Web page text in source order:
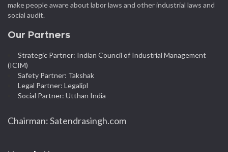
make people aware about labor laws and other industrial laws and
social audit.
Our Partners
Strategic Partner: Indian Council of Industrial Management
(ICIM)
Safety Partner: Takshak
Legal Partner: Legalipl
Social Partner: Utthan India
Chairman: Satendrasingh.com